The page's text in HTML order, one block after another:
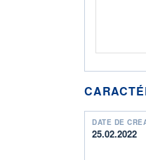
DATE DE
25.02.2022